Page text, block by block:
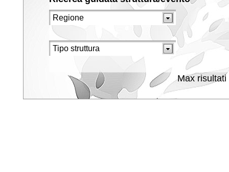
Max risultati